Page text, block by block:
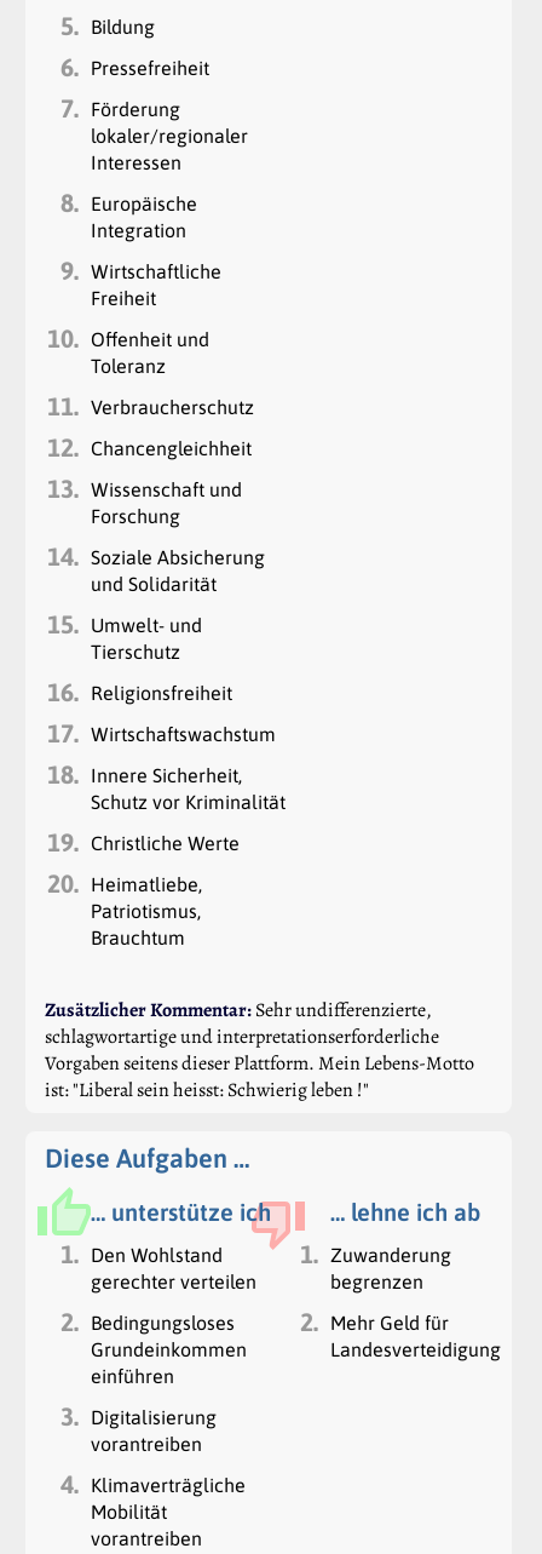
5. Bildung
6. Pressefreiheit
7.
Förderung
lokaler/regionaler
Interessen
8.
Europäische
Integration
9. Wirtschaftliche
Freiheit
10.
Offenheit und
Toleranz
11. Verbraucherschutz
12. Chancengleichheit
13. Wissenschaft und
Forschung
14. Soziale Absicherung
und Solidarität
15.
Umwelt- und
Tierschutz
16. Religionsfreiheit
17. Wirtschaftswachstum
18.
Innere Sicherheit,
Schutz vor Kriminalität
19. Christliche Werte
20.
Heimatliebe,
Patriotismus,
Brauchtum
Zusätzlicher Kommentar:Sehr undifferenzierte,
schlagwortartige und interpretationserforderliche
Vorgaben seitens dieser Plattform. Mein Lebens-Motto
ist: "Liberal sein heisst: Schwierig leben !"
Diese Aufgaben …
… unterstütze ich
… lehne ich ab
1.
Den Wohlstand
gerechter verteilen
1. Zuwanderung
begrenzen
2.
Bedingungsloses
Grundeinkommen
einführen
2.
Mehr Geld für
Landesverteidigung
3.
Digitalisierung
vorantreiben
4.
Klimaverträgliche
Mobilität
vorantreiben